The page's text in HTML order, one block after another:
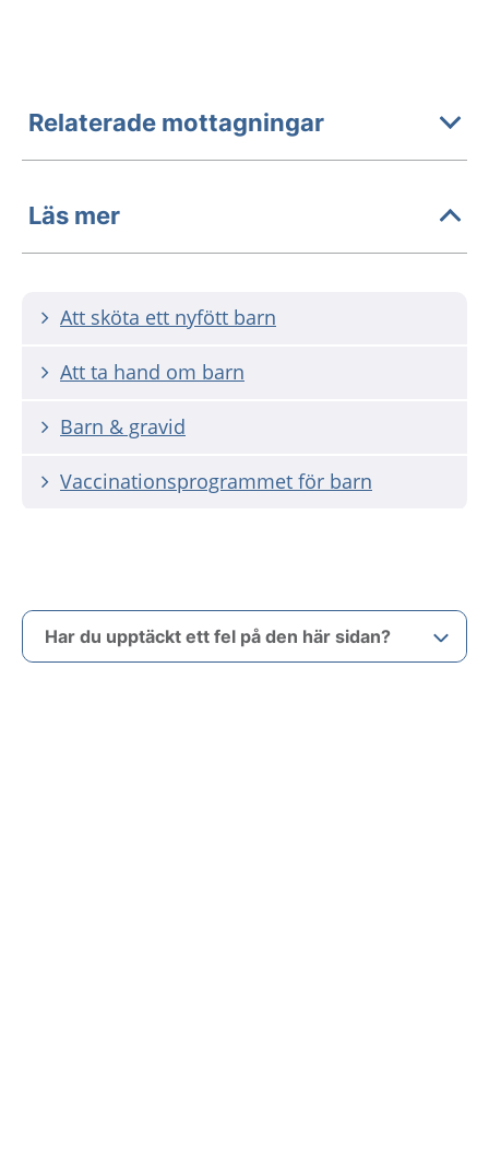
Relaterade mottagningar
Läs mer
Att sköta ett nyfött barn
Att ta hand om barn
Barn & gravid
Vaccinationsprogrammet för barn
Har du upptäckt ett fel på den här sidan?